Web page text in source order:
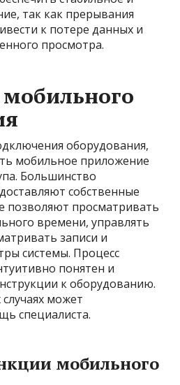
так как прерывания
к потере данных и
просмотра.
оборудования,
мобильное приложение
Большинство
собственные
позволяют просматривать
времени, управлять
записи и
системы. Процесс
понятен и
к оборудованию.
может
специалиста.
мобильного